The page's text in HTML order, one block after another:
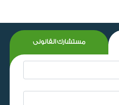
مستشارك القانونى